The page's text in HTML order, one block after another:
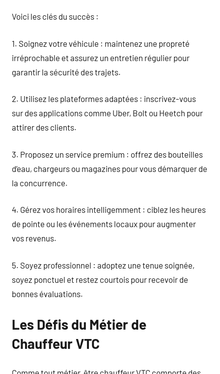
Voici les clés du succès :
1. Soignez votre véhicule : maintenez une propreté
irréprochable et assurez un entretien régulier pour
garantir la sécurité des trajets.
2. Utilisez les plateformes adaptées : inscrivez-vous
sur des applications comme Uber, Bolt ou Heetch pour
attirer des clients.
3. Proposez un service premium : offrez des bouteilles
d’eau, chargeurs ou magazines pour vous démarquer de
la concurrence.
4. Gérez vos horaires intelligemment : ciblez les heures
de pointe ou les événements locaux pour augmenter
vos revenus.
5. Soyez professionnel : adoptez une tenue soignée,
soyez ponctuel et restez courtois pour recevoir de
bonnes évaluations.
Les Défis du Métier de
Chauffeur VTC